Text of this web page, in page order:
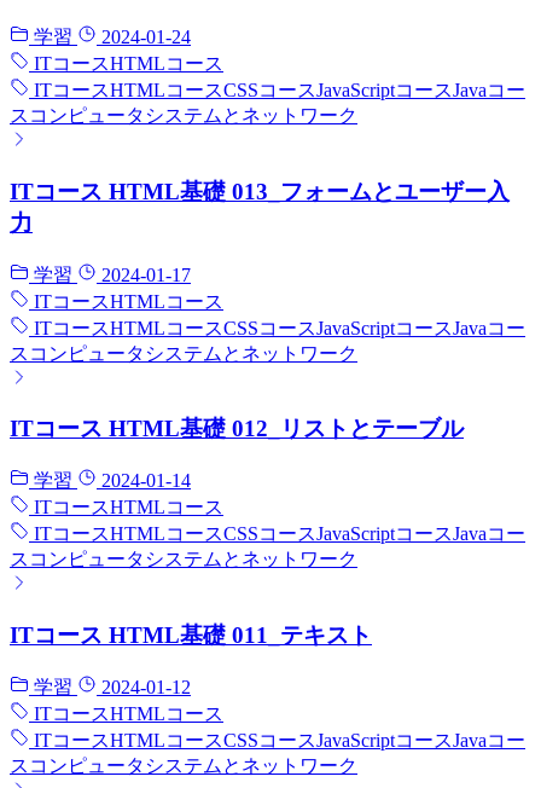
学習
2024-01-24
ITコースHTMLコース
ITコースHTMLコースCSSコースJavaScriptコースJavaコー
ス コンピュータシステムとネットワーク
ITコース HTML基礎 013_フォームとユーザー入
力
学習
2024-01-17
ITコースHTMLコース
ITコースHTMLコースCSSコースJavaScriptコースJavaコー
ス コンピュータシステムとネットワーク
ITコース HTML基礎 012_リストとテーブル
学習
2024-01-14
ITコースHTMLコース
ITコースHTMLコースCSSコースJavaScriptコースJavaコー
ス コンピュータシステムとネットワーク
ITコース HTML基礎 011_テキスト
学習
2024-01-12
ITコースHTMLコース
ITコースHTMLコースCSSコースJavaScriptコースJavaコー
ス コンピュータシステムとネットワーク